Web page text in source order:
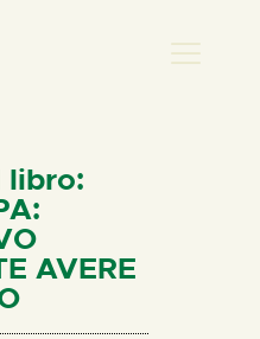
libro:
AVERE